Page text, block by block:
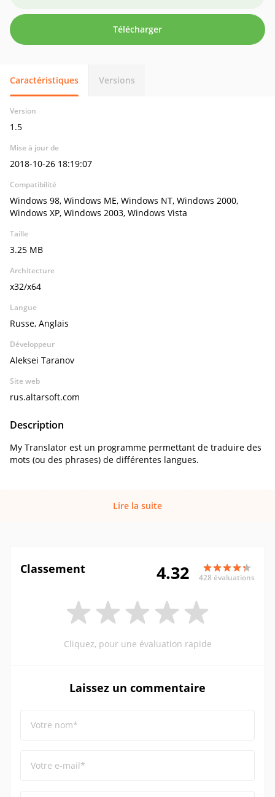
Télécharger
Caractéristiques Versions
Version
1.5
Mise à jour de
2018-10-26 18:19:07
Compatibilité
Windows 98, Windows ME, Windows NT, Windows 2000,
Windows XP, Windows 2003, Windows Vista
Taille
3.25 MB
Architecture
x32/x64
Langue
Russe, Anglais
Développeur
Aleksei Taranov
Site web
rus.altarsoft.com
Description
My Translator est un programme permettant de traduire des
mots (ou des phrases) de différentes langues.
Lire la suite
Classement 4.32 428 évaluations
Cliquez, pour une évaluation rapide
Laissez un commentaire
Votre nom*
Votre e-mail*